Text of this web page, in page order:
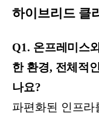
하이브리드 클
Q1. 온프레미스
한 환경, 전체적
나요?
파편화된 인프라